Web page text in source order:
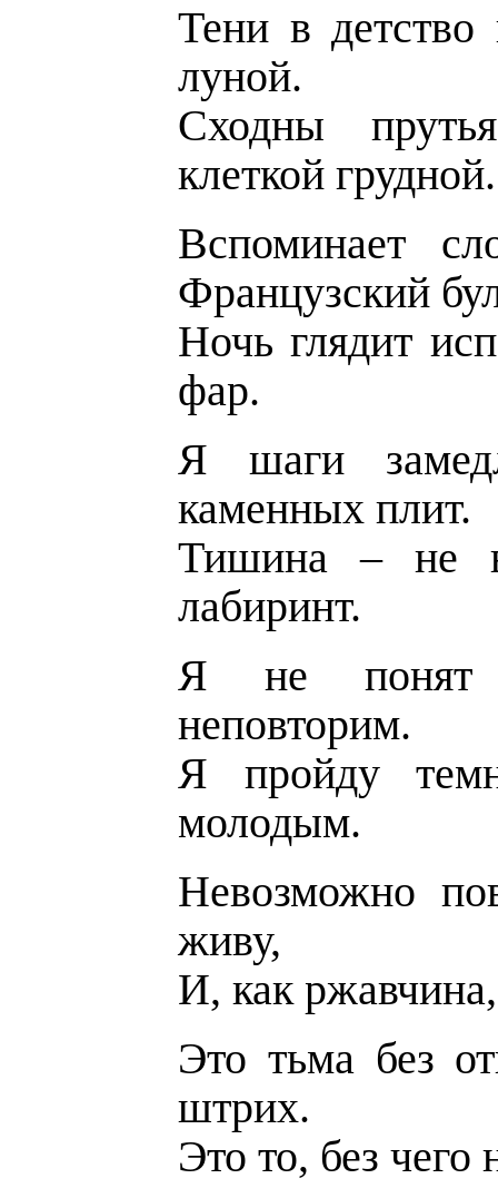
Тени в
луной.
Сходны
клеткой грудной.
Вспоминает
Французский
Ночь глядит
фар.
Я шаги
каменных плит.
Тишина – не
лабиринт.
Я не понят
неповторим.
Я пройду
молодым.
Невозможно
живу,
И, как ржавчина,
Это тьма без
штрих.
Это то, без